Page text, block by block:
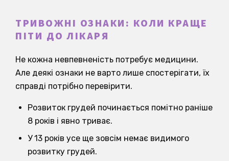
ТРИВОЖНІ ОЗНАКИ: КОЛИ КРАЩЕ
ПІТИ ДО ЛІКАРЯ
Не кожна невпевненість потребує медицини.
Але деякі ознаки не варто лише спостерігати, їх
справді потрібно перевірити.
Розвиток грудей починається помітно раніше
8 років і явно триває.
У 13 років усе ще зовсім немає видимого
розвитку грудей.